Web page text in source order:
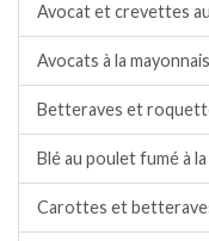
Avocat et crevettes
Avocats à la
Betteraves et
Blé au poulet fumé à
Carottes et